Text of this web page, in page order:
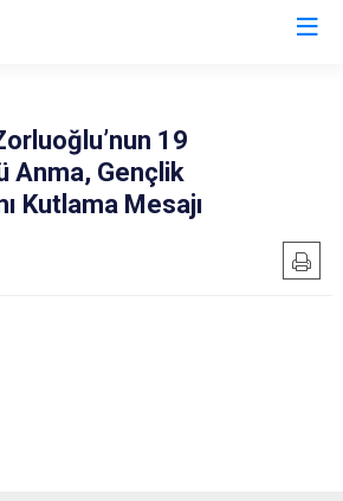
19
Anma, Gençlik
Kutlama Mesajı